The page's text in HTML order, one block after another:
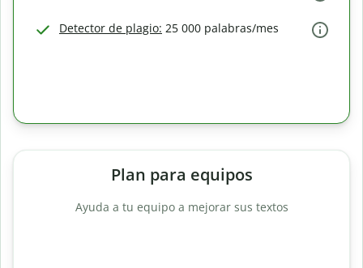
Detector de plagio: 25 000 palabras/mes
Plan para equipos
Ayuda a tu equipo a mejorar sus textos